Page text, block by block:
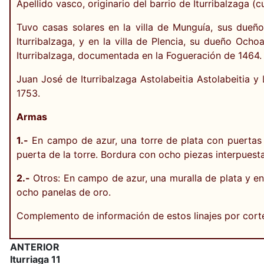
Apellido vasco, originario del barrio de Iturribalzaga
Tuvo casas solares en la villa de Munguía, sus
Iturribalzaga, y en la villa de Plencia, su dueño
Iturribalzaga, documentada en la Fogueración de
Juan José de Iturribalzaga Astolabeitia Astolabeitia
1753.
Armas
1.- En campo de azur, una torre de plata con
puerta de la torre. Bordura con ocho piezas
2.- Otros: En campo de azur, una muralla de plata y
ocho panelas de oro.
Complemento de información de estos linajes por
ANTERIOR
Iturriaga 11